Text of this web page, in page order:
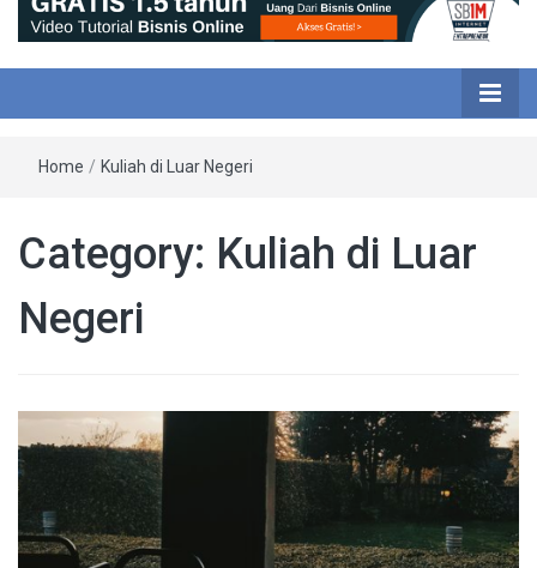
Home / Kuliah di Luar Negeri
Category: Kuliah di Luar
Negeri